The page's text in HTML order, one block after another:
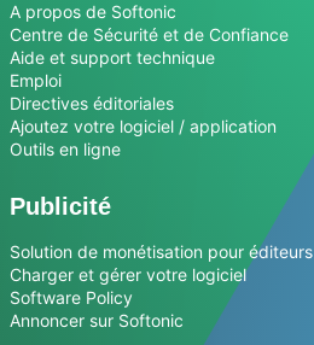
A propos de Softonic
Centre de Sécurité et de Confiance
Aide et support technique
Emploi
Directives éditoriales
Ajoutez votre logiciel / application
Outils en ligne
Publicité
Solution de monétisation pour éditeurs
Charger et gérer votre logiciel
Software Policy
Annoncer sur Softonic